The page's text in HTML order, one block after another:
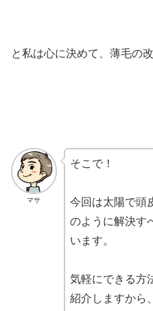
と私は心に決めて、薄毛の
マサ
そこで！
今回は太陽で頭
のように解決す
います。
気軽にできる方
紹介しますから